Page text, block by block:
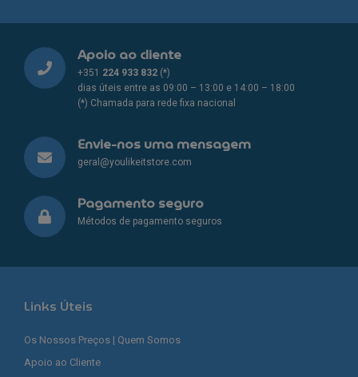
Apoio ao cliente
+351 224 933 832 (*)
dias úteis entre as 09:00 – 13:00 e 14:00 – 18:00
(*) Chamada para rede fixa nacional
Envie-nos uma mensagem
geral@youlikeitstore.com
Pagamento seguro
Métodos de pagamento seguros
Links Úteis
Os Nossos Preços | Quem Somos
Apoio ao Cliente